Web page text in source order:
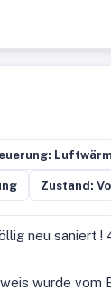
Zustand:
neu saniert
wurde vom